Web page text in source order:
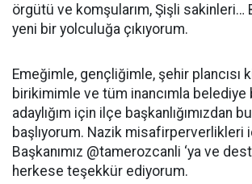
örgütü ve komşularım, Şişli sakinleri…
yeni bir yolculuğa çıkıyorum.
Emeğimle, gençliğimle, şehir plancısı
birikimimle ve tüm inancımla belediye
adaylığım için ilçe başkanlığımızdan
başlıyorum. Nazik misafirperverlikleri
Başkanımız @tamerozcanli ‘ya ve
herkese teşekkür ediyorum.